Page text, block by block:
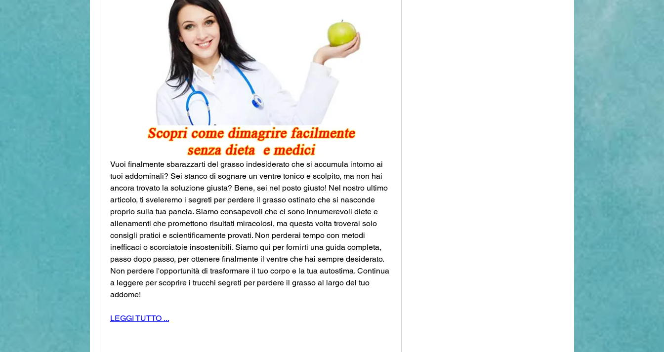
Vuoi finalmente sbarazzarti del grasso indesiderato che si accumula intorno ai
tuoi addominali? Sei stanco di sognare un ventre tonico e scolpito, ma non hai
ancora trovato la soluzione giusta? Bene, sei nel posto giusto! Nel nostro ultimo
articolo, ti sveleremo i segreti per perdere il grasso ostinato che si nasconde
proprio sulla tua pancia. Siamo consapevoli che ci sono innumerevoli diete e
allenamenti che promettono risultati miracolosi, ma questa volta troverai solo
consigli pratici e scientificamente provati. Non perderai tempo con metodi
inefficaci o scorciatoie insostenibili. Siamo qui per fornirti una guida completa,
passo dopo passo, per ottenere finalmente il ventre che hai sempre desiderato.
Non perdere l'opportunità di trasformare il tuo corpo e la tua autostima. Continua
a leggere per scoprire i trucchi segreti per perdere il grasso al largo del tuo
addome!
LEGGI TUTTO ...